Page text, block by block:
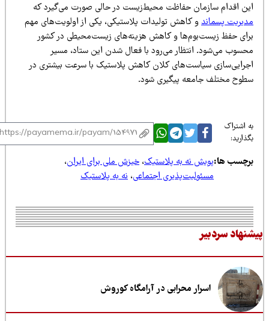
اقدام سازمان حفاظت محیط‌زیست در حالی صورت می‌گیرد که
پسماندو کاهش تولیدات پلاستیکی، یکی از اولویت‌های مهم
حفظ زیست‌بوم‌ها و کاهش هزینه‌های زیست‌محیطی در کشور
می‌شود. انتظار می‌رود با فعال شدن این ستاد، مسیر
سیاست‌های کلان کاهش پلاستیک با سرعت بیشتری در
مختلف جامعه پیگیری شود.
اشتراک
ها:پویش نه به پلاستیک،خیزش ملی برای ایران،
مسئولیت‌پذیری اجتماعی،نه به پلاستیک
سردبیر
اسرار محرابی در آرامگاه کوروش